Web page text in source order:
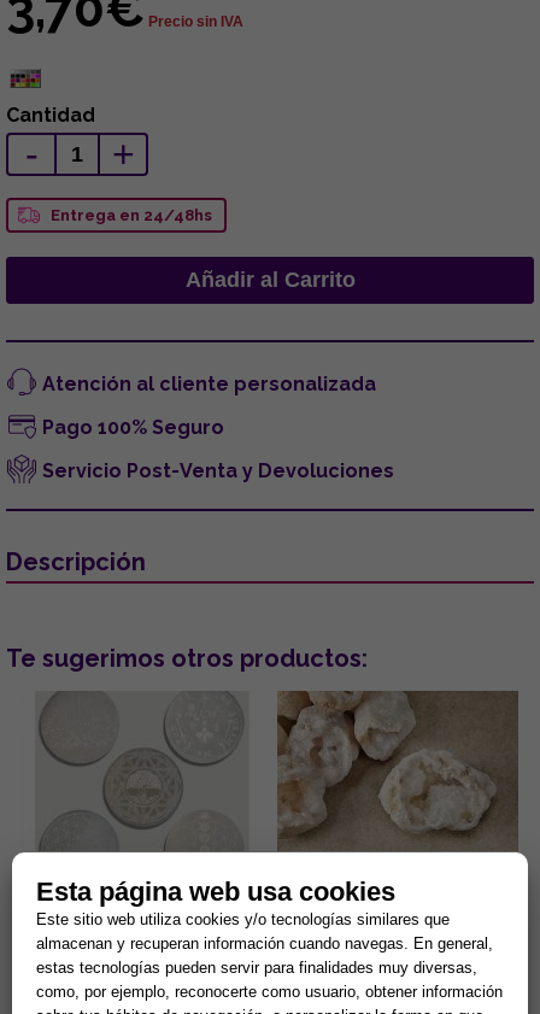
Precio sin IVA
Cantidad
- +
Entrega en 24/48hs
Atención al cliente personalizada
Pago 100% Seguro
Servicio Post-Venta y Devoluciones
Descripción
Te sugerimos otros productos:
DISCO DE SELENITA
GRABADO. MODELOS
SURTIDOS (15 cm.)
Gran capacidad para la
limpieza de minerales y
energias negativas.
Propiedades purificantes y
GEODA CUARZO CRISTAL 4-
6CM APROX.
¿Sientes tu hogar pesado o
estancado? Despierta la
energía de tu entorno con el
sanador maestro de la
Esta página web usa cookies
Este sitio web utiliza cookies y/o tecnologías similares que
almacenan y recuperan información cuando navegas. En general,
estas tecnologías pueden servir para finalidades muy diversas,
como, por ejemplo, reconocerte como usuario, obtener información